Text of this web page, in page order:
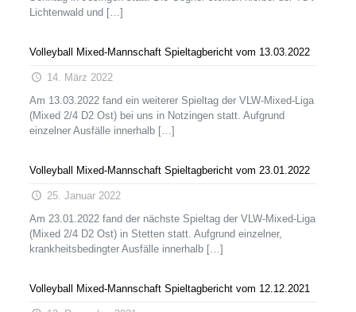
Lichtenwald und […]
Volleyball Mixed-Mannschaft Spieltagbericht vom 13.03.2022
14. März 2022
Am 13.03.2022 fand ein weiterer Spieltag der VLW-Mixed-Liga
(Mixed 2/4 D2 Ost) bei uns in Notzingen statt. Aufgrund
einzelner Ausfälle innerhalb[…]
Volleyball Mixed-Mannschaft Spieltagbericht vom 23.01.2022
25. Januar 2022
Am 23.01.2022 fand der nächste Spieltag der VLW-Mixed-Liga
(Mixed 2/4 D2 Ost) in Stetten statt. Aufgrund einzelner,
krankheitsbedingter Ausfälle innerhalb[…]
Volleyball Mixed-Mannschaft Spieltagbericht vom 12.12.2021